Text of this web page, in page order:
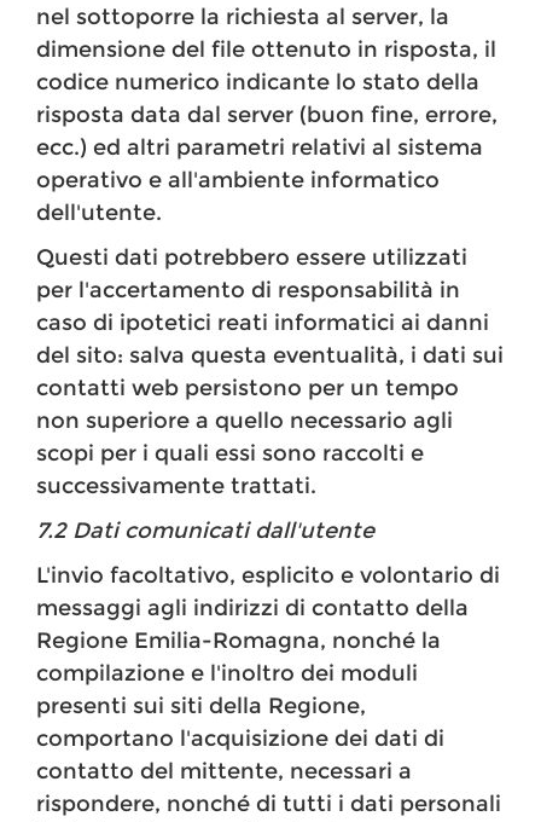
nel sottoporre la richiesta al server, la
dimensione del file ottenuto in risposta, il
codice numerico indicante lo stato della
risposta data dal server (buon fine, errore,
ecc.) ed altri parametri relativi al sistema
operativo e all'ambiente informatico
dell'utente.
Questi dati potrebbero essere utilizzati
per l'accertamento di responsabilità in
caso di ipotetici reati informatici ai danni
del sito: salva questa eventualità, i dati sui
contatti web persistono per un tempo
non superiore a quello necessario agli
scopi per i quali essi sono raccolti e
successivamente trattati.
7.2 Dati comunicati dall'utente
L'invio facoltativo, esplicito e volontario di
messaggi agli indirizzi di contatto della
Regione Emilia-Romagna, nonché la
compilazione e l'inoltro dei moduli
presenti sui siti della Regione,
comportano l'acquisizione dei dati di
contatto del mittente, necessari a
rispondere, nonché di tutti i dati personali